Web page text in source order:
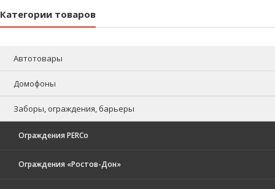
Категории товаров
Автотовары
Домофоны
Заборы, ограждения, барьеры
Ограждения PERCo
Ограждения «Ростов-Дон»